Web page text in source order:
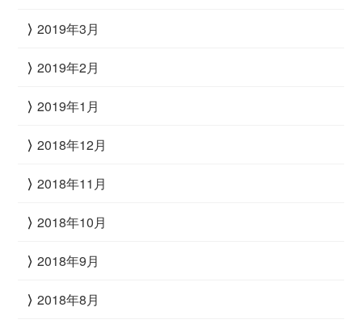
2019年3月
2019年2月
2019年1月
2018年12月
2018年11月
2018年10月
2018年9月
2018年8月